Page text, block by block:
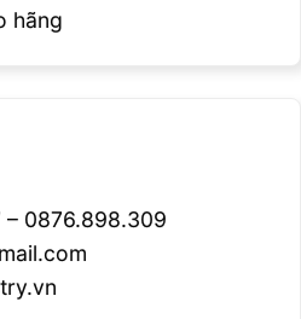
hãng
0876.898.309